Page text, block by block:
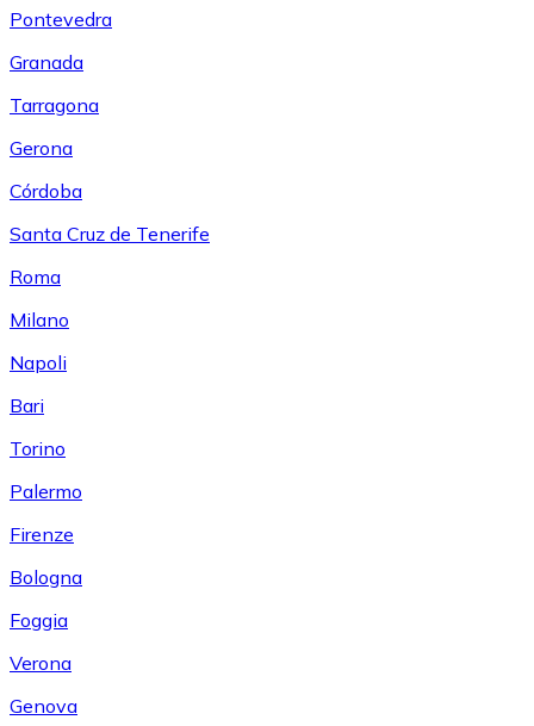
Pontevedra
Granada
Tarragona
Gerona
Córdoba
Santa Cruz de Tenerife
Roma
Milano
Napoli
Bari
Torino
Palermo
Firenze
Bologna
Foggia
Verona
Genova